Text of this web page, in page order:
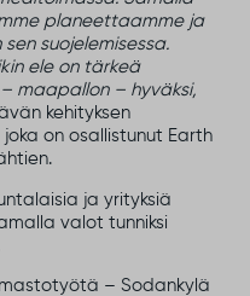
planeettaamme ja
suojelemisessa.
ele on tärkeä
maapallon – hyväksi,
kehityksen
joka on osallistunut Earth
ja yrityksiä
valot tunniksi
– Sodankylä